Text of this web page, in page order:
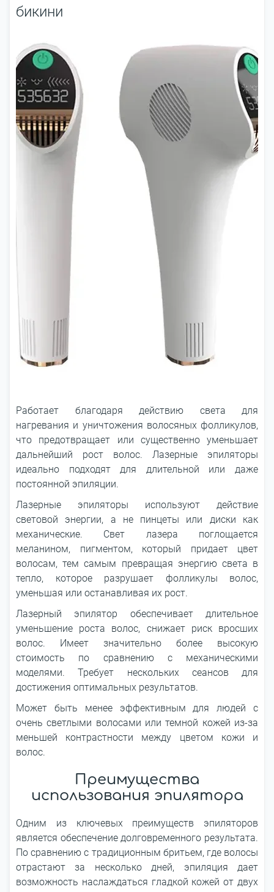
бикини
Работает благодаря действию света для
нагревания и уничтожения волосяных фолликулов,
что предотвращает или существенно уменьшает
дальнейший рост волос. Лазерные эпиляторы
идеально подходят для длительной или даже
постоянной эпиляции.
Лазерные эпиляторы используют действие
световой энергии, а не пинцеты или диски как
механические. Свет лазера поглощается
меланином, пигментом, который придает цвет
волосам, тем самым превращая энергию света в
тепло, которое разрушает фолликулы волос,
уменьшая или останавливая их рост.
Лазерный эпилятор обеспечивает длительное
уменьшение роста волос, снижает риск вросших
волос. Имеет значительно более высокую
стоимость по сравнению с механическими
моделями. Требует нескольких сеансов для
достижения оптимальных результатов.
Может быть менее эффективным для людей с
очень светлыми волосами или темной кожей из-за
меньшей контрастности между цветом кожи и
волос.
Преимущества
использования эпилятора
Одним из ключевых преимуществ эпиляторов
является обеспечение долговременного результата.
По сравнению с традиционным бритьем, где волосы
отрастают за несколько дней, эпиляция дает
возможность наслаждаться гладкой кожей от двух